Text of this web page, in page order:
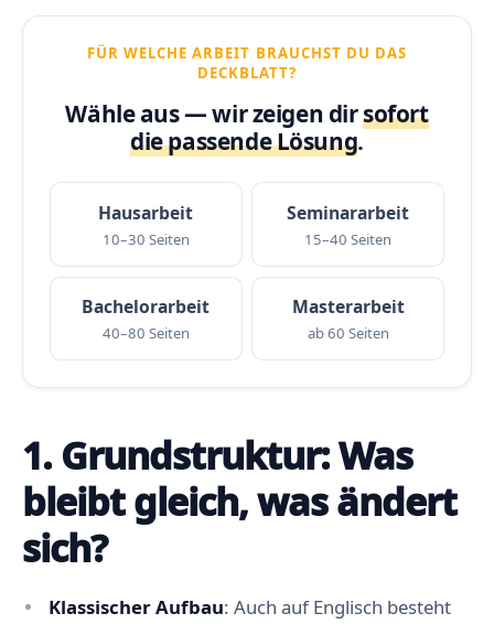
FÜR WELCHE ARBEIT BRAUCHST DU DAS
DECKBLATT?
Wähle aus — wir zeigen dirsofort
die passende Lösung.
Hausarbeit
10–30 Seiten
Seminararbeit
15–40 Seiten
Bachelorarbeit
40–80 Seiten
Masterarbeit
ab 60 Seiten
1. Grundstruktur: Was
bleibt gleich, was ändert
sich?
Klassischer Aufbau: Auch auf Englisch besteht